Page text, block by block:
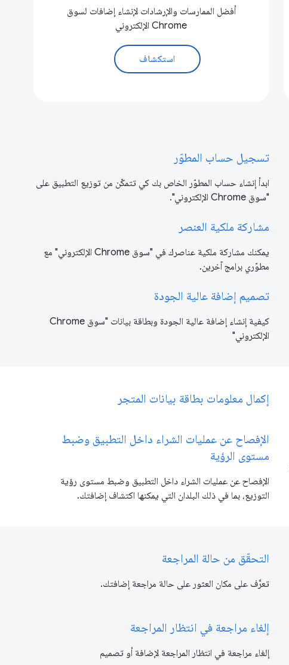
أفضل الممارسات والإرشادات لإنشاء إضافات لسوق
Chrome الإلكتروني
استكشاف
تسجيل حساب المطوّر
ابدأ إنشاء حساب المطوّر الخاص بك كي تتمكّن من توزيع التطبيق على
"سوق Chrome الإلكتروني".
مشاركة ملكية العنصر
يمكنك مشاركة ملكية عناصرك في "سوق Chrome الإلكتروني" مع
مطوّري برامج آخرين.
تصميم إضافة عالية الجودة
كيفية إنشاء إضافة عالية الجودة وبطاقة بيانات "سوق Chrome
الإلكتروني"
إكمال معلومات بطاقة بيانات المتجر
الإفصاح عن عمليات الشراء داخل التطبيق وضبط
مستوى الرؤية
الإفصاح عن عمليات الشراء داخل التطبيق وضبط مستوى رؤية
التوزيع، بما في ذلك البلدان التي يمكنها اكتشاف إضافتك.
التحقّق من حالة المراجعة
تعرَّف على مكان العثور على حالة مراجعة إضافتك.
إلغاء مراجعة في انتظار المراجعة
إلغاء مراجعة في انتظار المراجعة لإضافة أو تصميم